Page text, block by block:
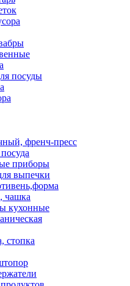
посуды
френч-пресс
приборы
выпечки
чашка
кухонные
стопка